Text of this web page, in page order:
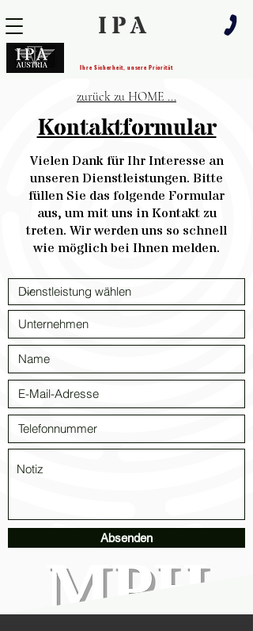
Ihre Sicherheit, unsere Priorität
IPA
zurück zu HOME ...
Kontaktformular
Vielen Dank für Ihr Interesse an
unseren Dienstleistungen. Bitte
füllen Sie das folgende Formular
aus, um mit uns in Kontakt zu
treten. Wir werden uns so schnell
wie möglich bei Ihnen melden.
Absenden